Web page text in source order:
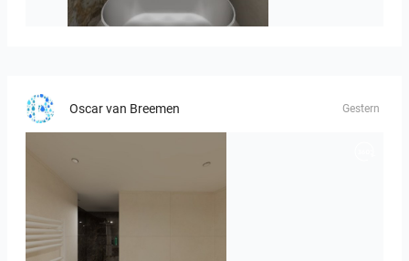
Hofman_J-01
Oscar van Breemen Gestern